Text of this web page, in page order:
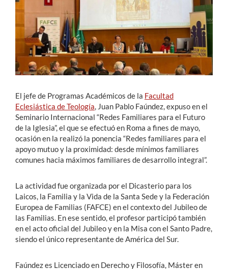
Funcionarios
Alumni
English
El jefe de Programas Académicos de la Facultad
Eclesiástica de Teología , Juan Pablo Faúndez, expuso en el
Seminario Internacional “Redes Familiares para el Futuro
de la Iglesia”, el que se efectuó en Roma a fines de mayo,
ocasión en la realizó la ponencia “Redes familiares para el
apoyo mutuo y la proximidad: desde mínimos familiares
comunes hacia máximos familiares de desarrollo integral”.
La actividad fue organizada por el Dicasterio para los
Laicos, la Familia y la Vida de la Santa Sede y la Federación
Europea de Familias (FAFCE) en el contexto del Jubileo de
las Familias. En ese sentido, el profesor participó también
en el acto oficial del Jubileo y en la Misa con el Santo Padre,
siendo el único representante de América del Sur.
Faúndez es Licenciado en Derecho y Filosofía, Máster en